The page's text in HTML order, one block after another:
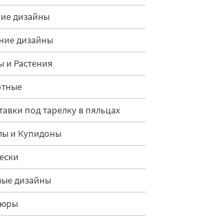
дизайны
дизайны
и Растения
под тарелку в пяльцах
и Купидоны
дизайны